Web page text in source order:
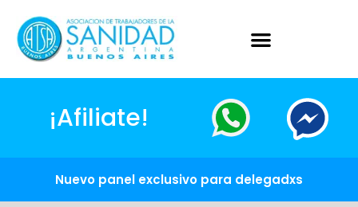
¡Afiliate!
Nuevo panel exclusivo para delegadxs